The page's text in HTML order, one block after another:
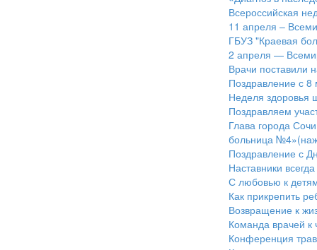
Всероссийская
11 апреля –
ГБУЗ "Краевая
2 апреля —
Врачи поставили
Поздравление с
Неделя здоровья
Поздравляем
Глава города
больница
Поздравление с
Наставники
С любовью к
Как прикрепить
Возвращение к
Команда врачей
Конференция